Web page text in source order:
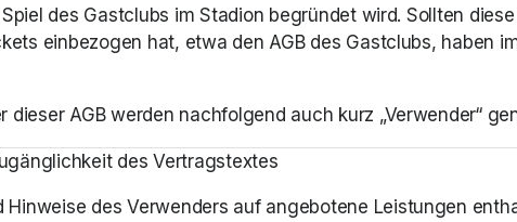
des Gastclubs im Stadion begründet wird. Sollten
einbezogen hat, etwa den AGB des Gastclubs, haben
AGB werden nachfolgend auch kurz „Verwender“
des Vertragstextes
Hinweise des Verwenders auf angebotene Leistungen